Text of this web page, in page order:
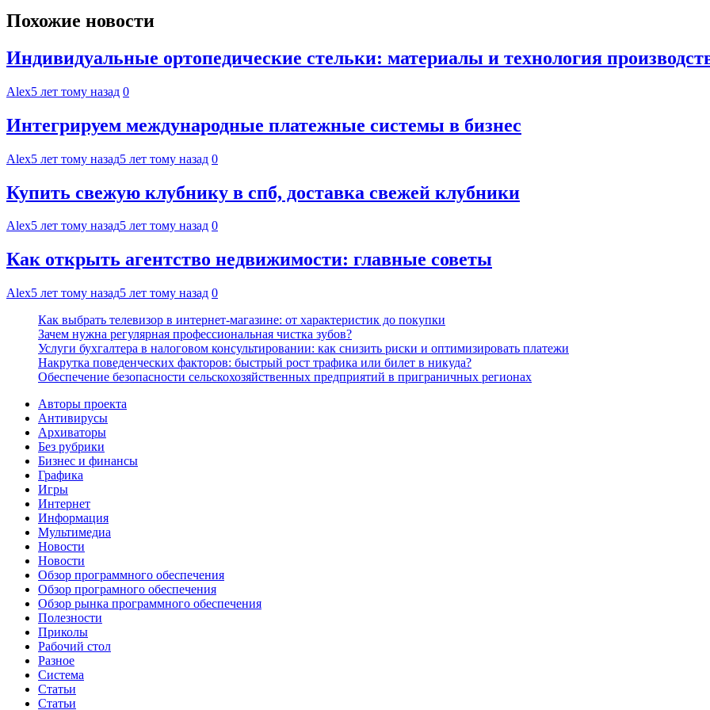
Похожие новости
Индивидуальные ортопедические стельки: материалы и технология
Alex5 лет тому назад 0
Интегрируем международные платежные системы в бизнес
Alex5 лет тому назад5 лет тому назад 0
Купить свежую клубнику в спб, доставка свежей клубники
Alex5 лет тому назад5 лет тому назад 0
Как открыть агентство недвижимости: главные советы
Alex5 лет тому назад5 лет тому назад 0
Как выбрать телевизор в интернет-магазине: от характеристик до покупки
Зачем нужна регулярная профессиональная чистка зубов?
Услуги бухгалтера в налоговом консультировании: как снизить риски и оптимизировать платежи
Накрутка поведенческих факторов: быстрый рост трафика или билет в никуда?
Обеспечение безопасности сельскохозяйственных предприятий в приграничных регионах
Авторы проекта
Антивирусы
Архиваторы
Без рубрики
Бизнес и финансы
Графика
Игры
Интернет
Информация
Мультимедиа
Новости
Новости
Обзор программного обеспечения
Обзор програмного обеспечения
Обзор рынка программного обеспечения
Полезности
Приколы
Рабочий стол
Разное
Система
Статьи
Статьи